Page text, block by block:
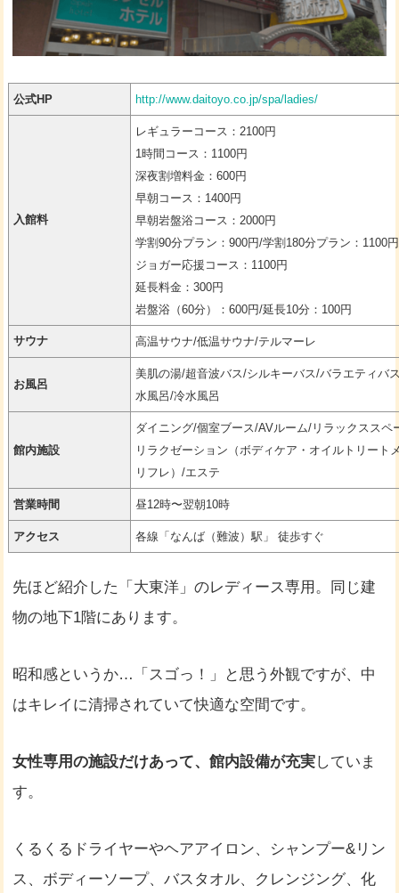
公式HP http://www.daitoyo.co.jp/spa/ladies/
入館料
レギュラーコース：2100円
1時間コース：1100円
深夜割増料金：600円
早朝コース：1400円
早朝岩盤浴コース：2000円
学割90分プラン：900円/学割180分プラン：1100円
ジョガー応援コース：1100円
延長料金：300円
岩盤浴（60分）：600円/延長10分：100円
サウナ 高温サウナ/低温サウナ/テルマーレ
お風呂
美肌の湯/超音波バス/シルキーバス/バラエティバ
水風呂/冷水風呂
館内施設
ダイニング/個室ブース/AVルーム/リラックススペ
リラクゼーション（ボディケア・オイルトリート
リフレ）/エステ
営業時間 昼12時〜翌朝10時
アクセス 各線「なんば（難波）駅」 徒歩すぐ
先ほど紹介した「大東洋」のレディース専用。同じ建
物の地下1階にあります。
昭和感というか…「スゴっ！」と思う外観ですが、中
はキレイに清掃されていて快適な空間です。
女性専用の施設だけあって、館内設備が充実していま
す。
くるくるドライヤーやヘアアイロン、シャンプー&リン
ス、ボディーソープ、バスタオル、クレンジング、化